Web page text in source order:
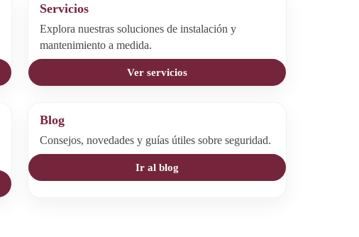
Servicios
Explora nuestras soluciones de instalación y
mantenimiento a medida.
Ver servicios
Blog
Consejos, novedades y guías útiles sobre seguridad.
Ir al blog